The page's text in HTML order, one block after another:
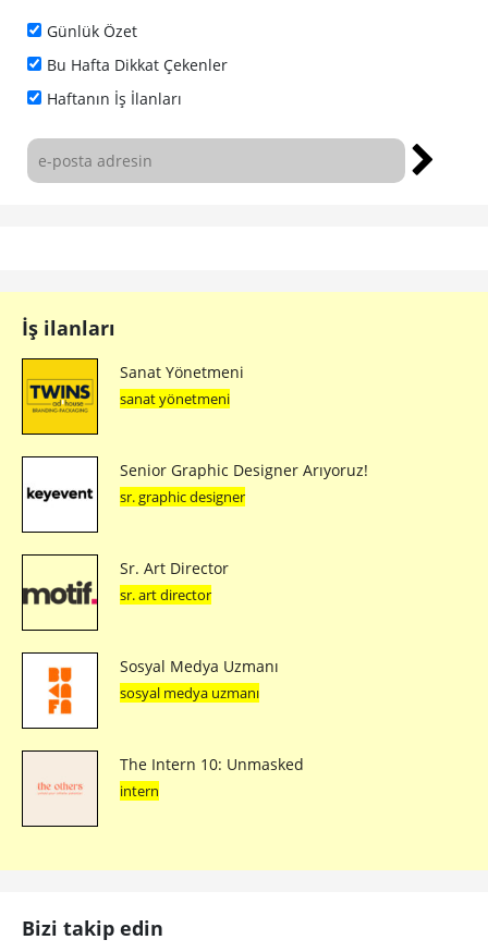
Günlük Özet
Bu Hafta Dikkat Çekenler
Haftanın İş İlanları
İş ilanları
Sanat Yönetmeni
sanat yönetmeni
Senior Graphic Designer Arıyoruz!
sr. graphic designer
Sr. Art Director
sr. art director
Sosyal Medya Uzmanı
sosyal medya uzmanı
The Intern 10: Unmasked
intern
Bizi takip edin